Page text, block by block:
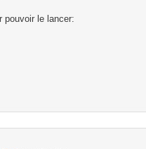
pouvoir le lancer: